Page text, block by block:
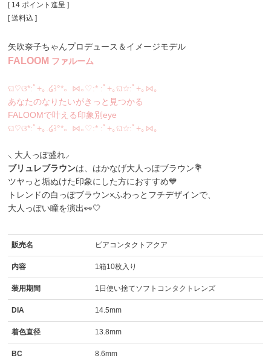
[ 14 ポイント進呈 ]
送料込
矢吹奈子ちゃんプロデュース＆イメージモデル
FALOOM ファルーム
ଘ♡ଓ*:ﾟ+｡.໒꒱°*。⋈｡♡:* :ﾟ+｡ଘ☆:ﾟ+｡⋈｡
あなたのなりたいがきっと見つかる
FALOOMで叶える印象別eye
ଘ♡ଓ*:ﾟ+｡.໒꒱°*。⋈｡♡:* :ﾟ+｡ଘ☆:ﾟ+｡⋈｡
⸜ 大人っぽ盛れ⸝
ブリュレブラウンは、はかなげ大人っぽブラウン💐
ツヤっと垢ぬけた印象にした方におすすめ💙
トレンドの白っぽブラウン×ふわっとフチデザインで、
大人っぽい瞳を演出👀🤍
販売名 ピアコンタクトアクア
内容 1箱10枚入り
装用期間 1日使い捨てソフトコンタクトレンズ
DIA 14.5mm
着色直径 13.8mm
BC 8.6mm